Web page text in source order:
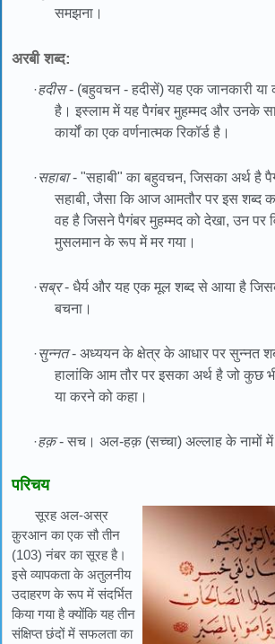
समझना।
अरबी शब्द:
·हदीस- (बहुवचन - हदीसें) यह एक जानकारी या
है। इस्लाम में यह पैगंबर मुहम्मद और उनके
कार्यों का एक वर्णनात्मक रिकॉर्ड है।
·सहाबा- "सहाबी" का बहुवचन, जिसका अर्थ है
सहाबी, जैसा कि आज आमतौर पर इस शब्द
वह है जिसने पैगंबर मुहम्मद को देखा, उन पर
मुसलमान के रूप में मर गया।
·सब्र- धैर्य और यह एक मूल शब्द से आया है
बचना।
·सुन्नत- अध्ययन के क्षेत्र के आधार पर सुन्नत
हालांकि आम तौर पर इसका अर्थ है जो कुछ
या करने को कहा।
·हक़- सच। अल-हक़ (सच्चा) अल्लाह के नामों में
परिचय
सूरह अल-अस्र
क़ुरआन का एक सौ तीन
(103) नंबर का सूरह है।
इसे व्यापकता के अतुलनीय
उदाहरण के रूप में संदर्भित
किया गया है क्योंकि यह तीन
संक्षिप्त छंदों में सफलता का